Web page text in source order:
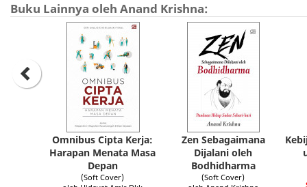
Buku Lainnya oleh Anand Krishna:
Omnibus Cipta Kerja:
Harapan Menata Masa
Depan
(Soft Cover)
Zen Sebagaimana
Dijalani oleh
Bodhidharma
(Soft Cover)